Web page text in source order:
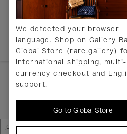
We detected your browser
language. Shop on Gallery
Global Store (rare.gallery)
international shipping, multi-
currency checkout and
support.
Go to Global Store
送料について
返品について
ヘルプ
お問い合わせ
当店について
店舗一覧 販